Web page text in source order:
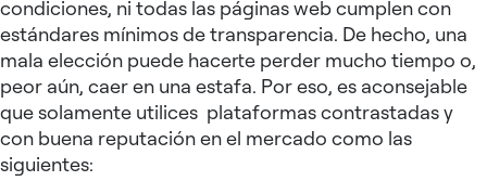
condiciones, ni todas las páginas web cumplen con
estándares mínimos de transparencia. De hecho, una
mala elección puede hacerte perder mucho tiempo o,
peor aún, caer en una estafa. Por eso, es aconsejable
que solamente utilices plataformas contrastadas y
con buena reputación en el mercado como las
siguientes: